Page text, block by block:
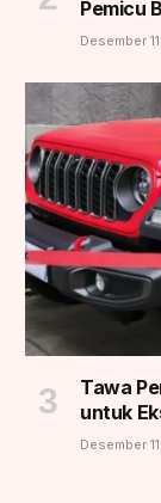
Pemicu
Desember
Tawa
untuk
Desember